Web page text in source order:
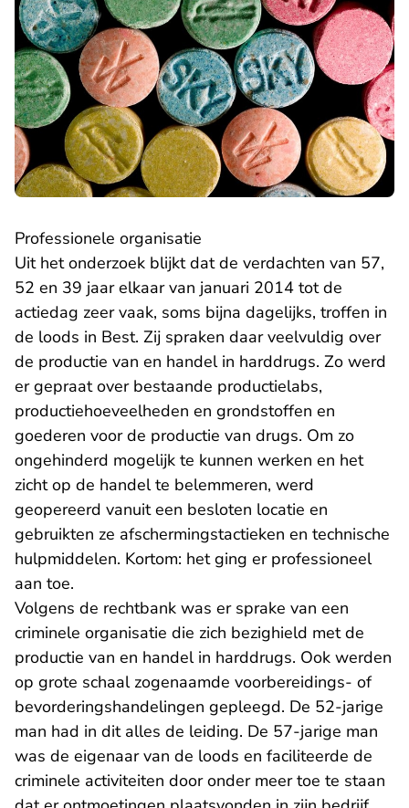
Professionele organisatie
Uit het onderzoek blijkt dat de verdachten van 57,
52 en 39 jaar elkaar van januari 2014 tot de
actiedag zeer vaak, soms bijna dagelijks, troffen in
de loods in Best. Zij spraken daar veelvuldig over
de productie van en handel in harddrugs. Zo werd
er gepraat over bestaande productielabs,
productiehoeveelheden en grondstoffen en
goederen voor de productie van drugs. Om zo
ongehinderd mogelijk te kunnen werken en het
zicht op de handel te belemmeren, werd
geopereerd vanuit een besloten locatie en
gebruikten ze afschermingstactieken en technische
hulpmiddelen. Kortom: het ging er professioneel
aan toe.
Volgens de rechtbank was er sprake van een
criminele organisatie die zich bezighield met de
productie van en handel in harddrugs. Ook werden
op grote schaal zogenaamde voorbereidings- of
bevorderingshandelingen gepleegd. De 52-jarige
man had in dit alles de leiding. De 57-jarige man
was de eigenaar van de loods en faciliteerde de
criminele activiteiten door onder meer toe te staan